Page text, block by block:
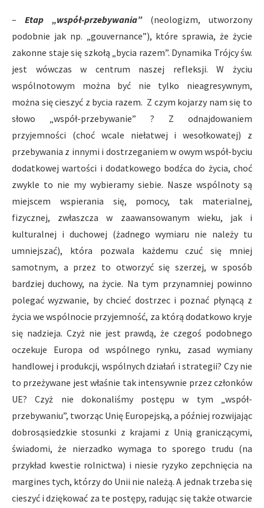
– Etap „współ-przebywania” (neologizm, utworzony
podobnie jak np. „gouvernance”), które sprawia, że życie
zakonne staje się szkołą „bycia razem”. Dynamika Trójcy św.
jest wówczas w centrum naszej refleksji. W życiu
wspólnotowym można być nie tylko nieagresywnym,
można się cieszyć z bycia razem. Z czym kojarzy nam się to
słowo „współ-przebywanie” ? Z odnajdowaniem
przyjemności (choć wcale niełatwej i wesołkowatej) z
przebywania z innymi i dostrzeganiem w owym współ-byciu
dodatkowej wartości i dodatkowego bodźca do życia, choć
zwykle to nie my wybieramy siebie. Nasze wspólnoty są
miejscem wspierania się, pomocy, tak materialnej,
fizycznej, zwłaszcza w zaawansowanym wieku, jak i
kulturalnej i duchowej (żadnego wymiaru nie należy tu
umniejszać), która pozwala każdemu czuć się mniej
samotnym, a przez to otworzyć się szerzej, w sposób
bardziej duchowy, na życie. Na tym przynamniej powinno
polegać wyzwanie, by chcieć dostrzec i poznać płynącą z
życia we wspólnocie przyjemność, za którą dodatkowo kryje
się nadzieja. Czyż nie jest prawdą, że czegoś podobnego
oczekuje Europa od wspólnego rynku, zasad wymiany
handlowej i produkcji, wspólnych działań i strategii? Czy nie
to przeżywane jest właśnie tak intensywnie przez członków
UE? Czyż nie dokonaliśmy postępu w tym „współ-
przebywaniu”, tworząc Unię Europejską, a później rozwijając
dobrosąsiedzkie stosunki z krajami z Unią graniczącymi,
świadomi, że nierzadko wymaga to sporego trudu (na
przykład kwestie rolnictwa) i niesie ryzyko zepchnięcia na
margines tych, którzy do Unii nie należą. A jednak trzeba się
cieszyć i dziękować za te postępy, radując się także otwarcie